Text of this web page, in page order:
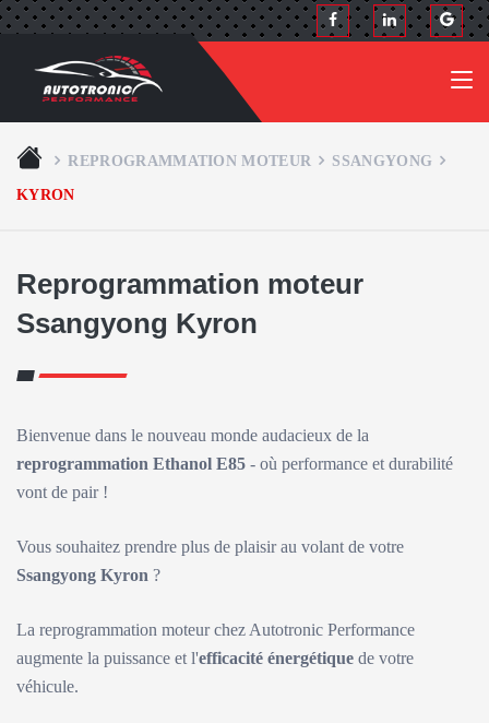
REPROGRAMMATION MOTEUR
SSANGYONG
KYRON
Reprogrammation moteur
Ssangyong Kyron
Bienvenue dans le nouveau monde audacieux de la
reprogrammation Ethanol E85 - où performance et durabilité
vont de pair !
Vous souhaitez prendre plus de plaisir au volant de votre
Ssangyong Kyron ?
La reprogrammation moteur chez Autotronic Performance
augmente la puissance et l'efficacité énergétique de votre
véhicule.